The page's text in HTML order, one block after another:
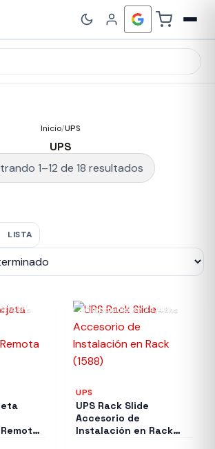
Inicio/UPS
UPS
1–12 de 18 resultados
LISTA
48hs Disponible en 24/48hs
UPS
UPS Rack Slide
Accesorio de
Instalación en Rack